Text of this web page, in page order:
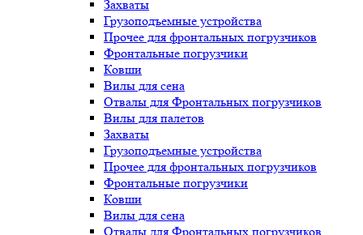
Захваты
Грузоподъемные устройства
Прочее для фронтальных погрузчиков
Фронтальные погрузчики
Ковши
Вилы для сена
Отвалы для Фронтальных погрузчиков
Вилы для палетов
Захваты
Грузоподъемные устройства
Прочее для фронтальных погрузчиков
Фронтальные погрузчики
Ковши
Вилы для сена
Отвалы для Фронтальных погрузчиков